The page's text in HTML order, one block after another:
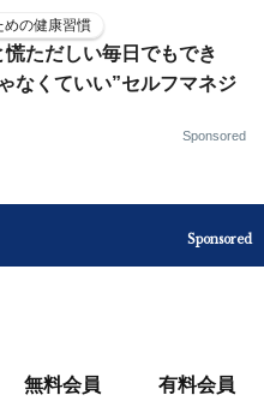
めの健康習慣
ただしい毎日でもでき
なくていい”セルフマネジ
Sponsored
Sponsored
無料会員 有料会員